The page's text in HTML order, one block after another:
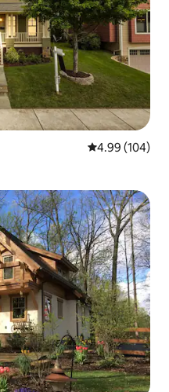
レビュー104
4.99 (104)